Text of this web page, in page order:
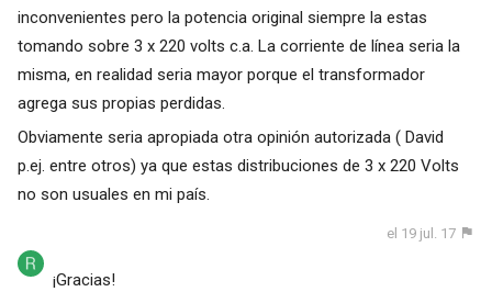
inconvenientes pero la potencia original siempre la estas
tomando sobre 3 x 220 volts c.a. La corriente de línea seria la
misma, en realidad seria mayor porque el transformador
agrega sus propias perdidas.
Obviamente seria apropiada otra opinión autorizada ( David
p.ej. entre otros) ya que estas distribuciones de 3 x 220 Volts
no son usuales en mi país.
el 19 jul. 17
¡Gracias!